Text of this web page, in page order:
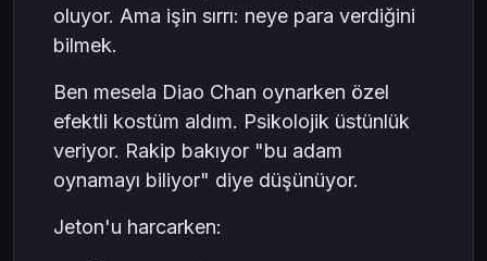
oluyor. Ama işin sırrı: neye para verdiğini
bilmek.
Ben mesela Diao Chan oynarken özel
efektli kostüm aldım. Psikolojik üstünlük
veriyor. Rakip bakıyor "bu adam
oynamayı biliyor" diye düşünüyor.
Jeton'u harcarken: